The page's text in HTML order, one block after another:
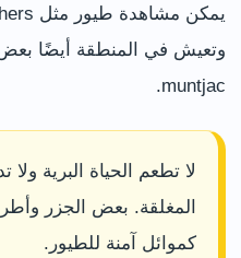
وتعيش في المنطقة أيضًا بعض
muntjac.
لا تطعم الحياة البرية
المغلقة. بعض الجزر
كموائل آمنة للطيور.